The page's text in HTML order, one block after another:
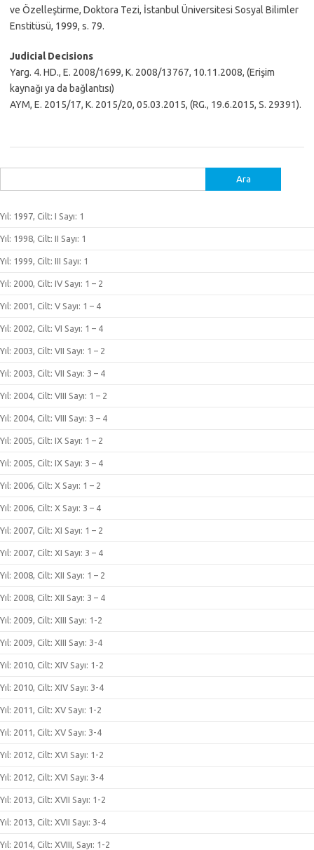
ve Özelleştirme, Doktora Tezi, İstanbul Üniversitesi Sosyal Bilimler
Enstitüsü, 1999, s. 79.
Judicial Decisions
Yarg. 4. HD., E. 2008/1699, K. 2008/13767, 10.11.2008, (Erişim
kaynağı ya da bağlantısı)
AYM, E. 2015/17, K. 2015/20, 05.03.2015, (RG., 19.6.2015, S. 29391).
Yıl: 1997, Cilt: I Sayı: 1
Yıl: 1998, Cilt: II Sayı: 1
Yıl: 1999, Cilt: III Sayı: 1
Yıl: 2000, Cilt: IV Sayı: 1 – 2
Yıl: 2001, Cilt: V Sayı: 1 – 4
Yıl: 2002, Cilt: VI Sayı: 1 – 4
Yıl: 2003, Cilt: VII Sayı: 1 – 2
Yıl: 2003, Cilt: VII Sayı: 3 – 4
Yıl: 2004, Cilt: VIII Sayı: 1 – 2
Yıl: 2004, Cilt: VIII Sayı: 3 – 4
Yıl: 2005, Cilt: IX Sayı: 1 – 2
Yıl: 2005, Cilt: IX Sayı: 3 – 4
Yıl: 2006, Cilt: X Sayı: 1 – 2
Yıl: 2006, Cilt: X Sayı: 3 – 4
Yıl: 2007, Cilt: XI Sayı: 1 – 2
Yıl: 2007, Cilt: XI Sayı: 3 – 4
Yıl: 2008, Cilt: XII Sayı: 1 – 2
Yıl: 2008, Cilt: XII Sayı: 3 – 4
Yıl: 2009, Cilt: XIII Sayı: 1-2
Yıl: 2009, Cilt: XIII Sayı: 3-4
Yıl: 2010, Cilt: XIV Sayı: 1-2
Yıl: 2010, Cilt: XIV Sayı: 3-4
Yıl: 2011, Cilt: XV Sayı: 1-2
Yıl: 2011, Cilt: XV Sayı: 3-4
Yıl: 2012, Cilt: XVI Sayı: 1-2
Yıl: 2012, Cilt: XVI Sayı: 3-4
Yıl: 2013, Cilt: XVII Sayı: 1-2
Yıl: 2013, Cilt: XVII Sayı: 3-4
Yıl: 2014, Cilt: XVIII, Sayı: 1-2